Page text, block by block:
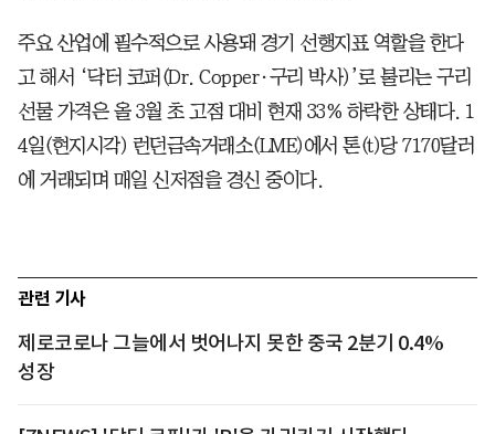
주요 산업에 필수적으로 사용돼 경기 선행지표 역할을 한다
고 해서 ‘닥터 코퍼(Dr. Copper·구리 박사)’로 불리는 구리
선물 가격은 올 3월 초 고점 대비 현재 33% 하락한 상태다. 1
4일(현지시각) 런던금속거래소(LME)에서 톤(t)당 7170달러
에 거래되며 매일 신저점을 경신 중이다.
관련 기사
제로코로나 그늘에서 벗어나지 못한 중국 2분기 0.4%
성장